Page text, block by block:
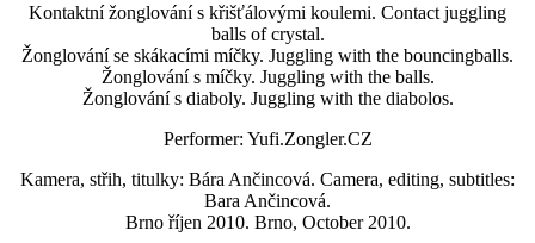
Kontaktní žonglování s křišťálovými koulemi. Contact juggling
balls of crystal.
Žonglování se skákacími míčky. Juggling with the bouncingballs.
Žonglování s míčky. Juggling with the balls.
Žonglování s diaboly. Juggling with the diabolos.
Performer: Yufi.Zongler.CZ
Kamera, střih, titulky: Bára Ančincová. Camera, editing, subtitles:
Bara Ančincová.
Brno říjen 2010. Brno, October 2010.